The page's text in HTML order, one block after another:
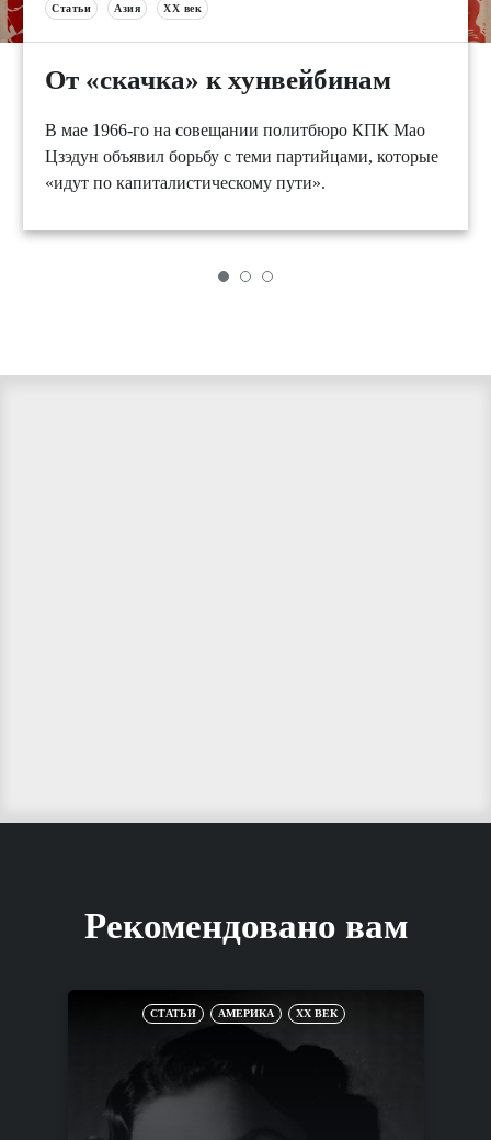
Статьи Азия XX век
От «скачка» к хунвейбинам
В мае 1966-го на совещании политбюро КПК Мао
Цзэдун объявил борьбу с теми партийцами, которые
«идут по капиталистическому пути».
Рекомендовано вам
СТАТЬИ АМЕРИКА XX ВЕК